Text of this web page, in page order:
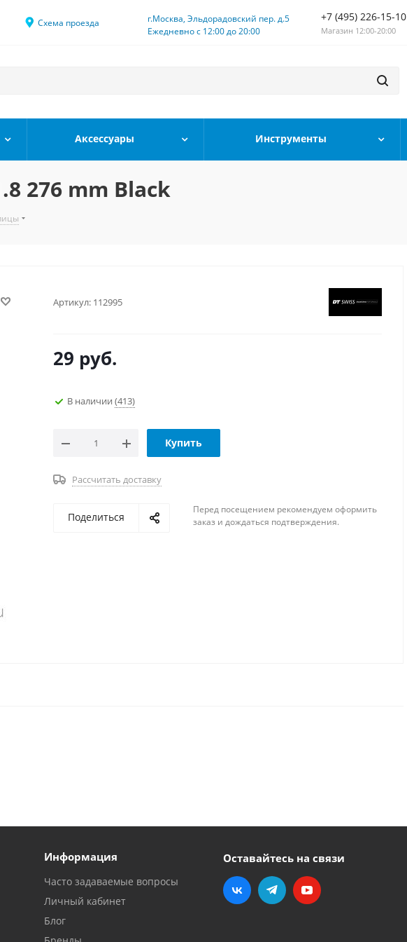
Схема проезда
г.Москва, Эльдорадовский пер. д.5
Ежедневно с 12:00 до 20:00
+7 (495) 226-15-10
Магазин 12:00-20:00
Аксессуары Инструменты
276 mm Black
Артикул: 112995
29 руб.
В наличии (413)
Купить
Рассчитать доставку
Поделиться
Перед посещением рекомендуем оформить
заказ и дождаться подтверждения.
Информация
Часто задаваемые вопросы
Личный кабинет
Блог
Оставайтесь на связи